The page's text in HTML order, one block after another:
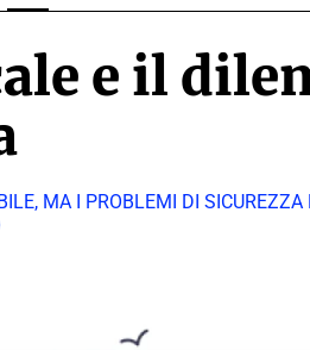
e il
MA I PROBLEMI DI SICUREZZA